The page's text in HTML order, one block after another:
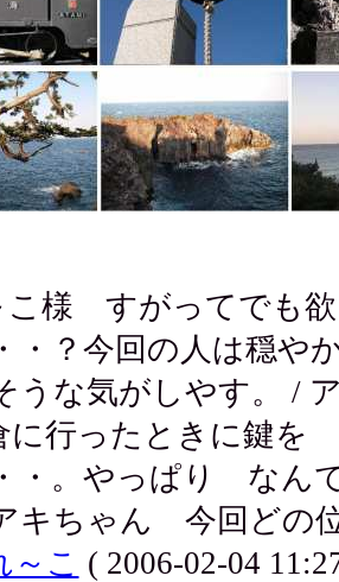
こ様 すがってでも
・？今回の人は穏や
うな気がしやす。 /
に行ったときに鍵を
・。やっぱり な
キちゃん 今回どの
～こ ( 2006-02-04